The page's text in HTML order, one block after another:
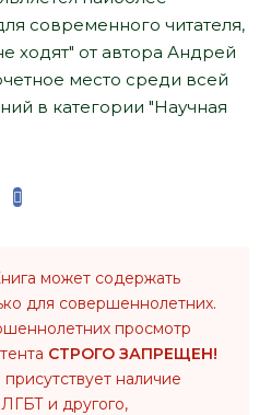
современного читателя,
ходят" от автора Андрей
место среди всей
в категории "Научная
может содержать
для совершеннолетних.
просмотр
СТРОГО ЗАПРЕЩЕН!
присутствует наличие
и другого,